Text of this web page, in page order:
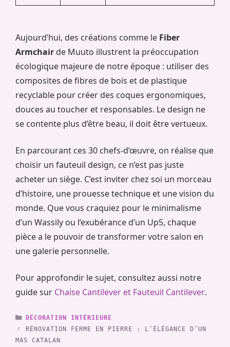
Aujourd’hui, des créations comme le Fiber
Armchair de Muuto illustrent la préoccupation
écologique majeure de notre époque : utiliser des
composites de fibres de bois et de plastique
recyclable pour créer des coques ergonomiques,
douces au toucher et responsables. Le design ne
se contente plus d’être beau, il doit être vertueux.
En parcourant ces 30 chefs-d’œuvre, on réalise que
choisir un fauteuil design, ce n’est pas juste
acheter un siège. C’est inviter chez soi un morceau
d’histoire, une prouesse technique et une vision du
monde. Que vous craquiez pour le minimalisme
d’un Wassily ou l’exubérance d’un Up5, chaque
pièce a le pouvoir de transformer votre salon en
une galerie personnelle.
Pour approfondir le sujet, consultez aussi notre
guide sur Chaise Cantilever et Fauteuil Cantilever.
CATÉGORIES
DÉCORATION INTÉRIEURE
RÉNOVATION FERME EN PIERRE : L’ÉLÉGANCE D’UN
MAS CATALAN